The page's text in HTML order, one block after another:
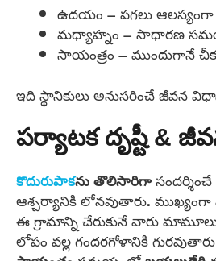
ఉదయం – పగలు ఆలస్యంగా
మధ్యాహ్నం – సాధారణ
సాయంత్రం – ముందుగానే
ఇది స్థానికులు అనుసరించే జీవన
పర్యాటక దృష్టీ &
కొదురుపాకనుతొలిసారిగా
ఆశ్చర్యానికి లోనవుతారు. ముఖ్యంగా
ఈ గ్రామాన్ని చేరుకునే వారు
లోపం వల్ల గందరగోళానికి